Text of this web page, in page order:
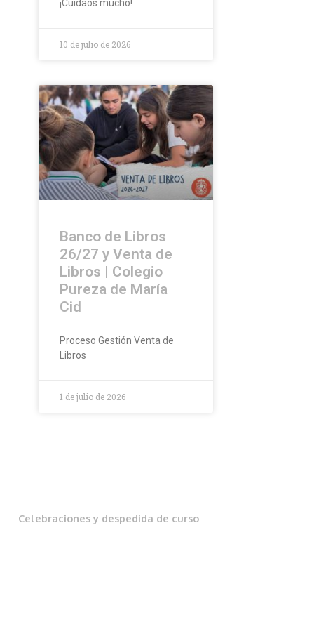
¡Cuidaos mucho!
10 de julio de 2026
Banco de Libros
26/27 y Venta de
Libros | Colegio
Pureza de María
Cid
Proceso Gestión Venta de
Libros
1 de julio de 2026
Celebraciones y despedida de curso